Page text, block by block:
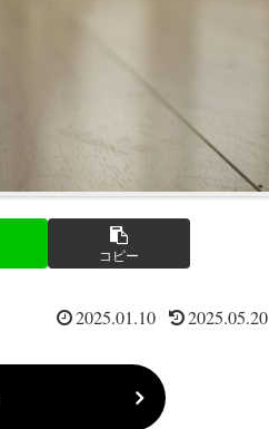
コピー
2025.01.10 2025.05.20